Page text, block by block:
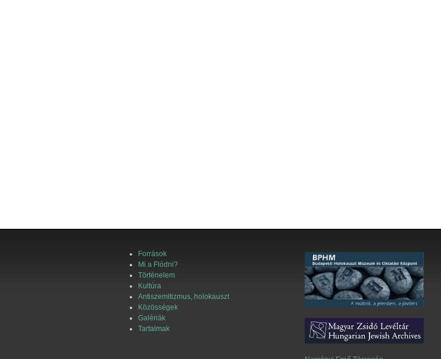
Források
Mi a Flódni?
Történelem
Kultúra
Antiszemitizmus, holokauszt
Közösségek
Galériák
Tartalmak